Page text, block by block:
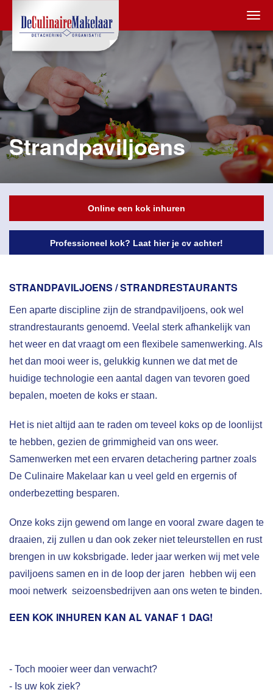
Strandpaviljoens
Online een kok inhuren
Professioneel kok? Laat hier je cv achter!
STRANDPAVILJOENS / STRANDRESTAURANTS
Een aparte discipline zijn de strandpaviljoens, ook wel
strandrestaurants genoemd. Veelal sterk afhankelijk van
het weer en dat vraagt om een flexibele samenwerking. Als
het dan mooi weer is, gelukkig kunnen we dat met de
huidige technologie een aantal dagen van tevoren goed
bepalen, moeten de koks er staan.
Het is niet altijd aan te raden om teveel koks op de loonlijst
te hebben, gezien de grimmigheid van ons weer.
Samenwerken met een ervaren detachering partner zoals
De Culinaire Makelaar kan u veel geld en ergernis of
onderbezetting besparen.
Onze koks zijn gewend om lange en vooral zware dagen te
draaien, zij zullen u dan ook zeker niet teleurstellen en rust
brengen in uw koksbrigade. Ieder jaar werken wij met vele
paviljoens samen en in de loop der jaren hebben wij een
mooi netwerk seizoensbedrijven aan ons weten te binden.
EEN KOK INHUREN KAN AL VANAF 1 DAG!
- Toch mooier weer dan verwacht?
- Is uw kok ziek?